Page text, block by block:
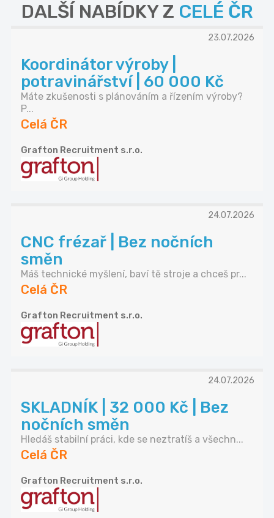
DALŠÍ NABÍDKY Z CELÉ ČR
23.07.2026
Koordinátor výroby |
potravinářství | 60 000 Kč
Máte zkušenosti s plánováním a řízením výroby?
P...
Celá ČR
Grafton Recruitment s.r.o.
24.07.2026
CNC frézař | Bez nočních
směn
Máš technické myšlení, baví tě stroje a chceš pr...
Celá ČR
Grafton Recruitment s.r.o.
24.07.2026
SKLADNÍK | 32 000 Kč | Bez
nočních směn
Hledáš stabilní práci, kde se neztratíš a všechn...
Celá ČR
Grafton Recruitment s.r.o.